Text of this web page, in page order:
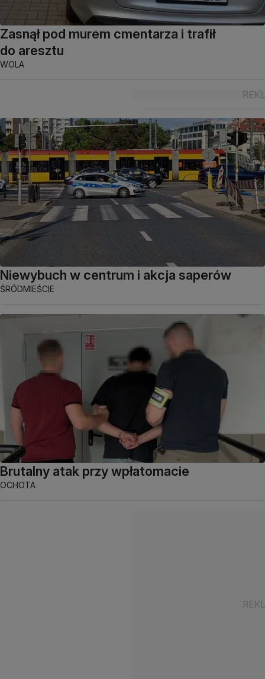
Zasnął pod murem cmentarza i trafił
do aresztu
WOLA
Niewybuch w centrum i akcja saperów
ŚRÓDMIEŚCIE
Brutalny atak przy wpłatomacie
OCHOTA